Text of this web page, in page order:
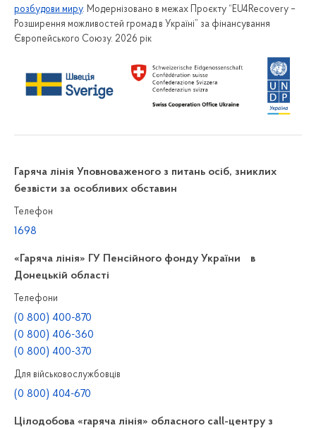
розбудови миру. Модернізовано в межах Проєкту “EU4Recovery –
Розширення можливостей громад в Україні” за фінансування
Європейського Союзу. 2026 рік
Гаряча лінія Уповноваженого з питань осіб, зниклих
безвісти за особливих обставин
Телефон
1698
«Гаряча лінія» ГУ Пенсійного фонду України в
Донецькій області
Телефони
(0 800) 400-870
(0 800) 406-360
(0 800) 400-370
Для військовослужбовців
(0 800) 404-670
Цілодобова «гаряча лінія» обласного call-центру з